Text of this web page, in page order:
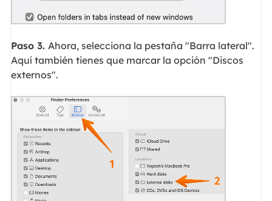
Paso 3. Ahora, selecciona la pestaña "Barra lateral".
Aquí también tienes que marcar la opción "Discos
externos".